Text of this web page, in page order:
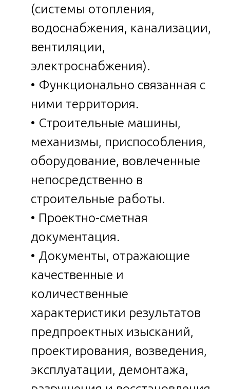
(системы отопления,
водоснабжения, канализации,
вентиляции,
электроснабжения).
• Функционально связанная с
ними территория.
• Строительные машины,
механизмы, приспособления,
оборудование, вовлеченные
непосредственно в
строительные работы.
• Проектно-сметная
документация.
• Документы, отражающие
качественные и
количественные
характеристики результатов
предпроектных изысканий,
проектирования, возведения,
эксплуатации, демонтажа,